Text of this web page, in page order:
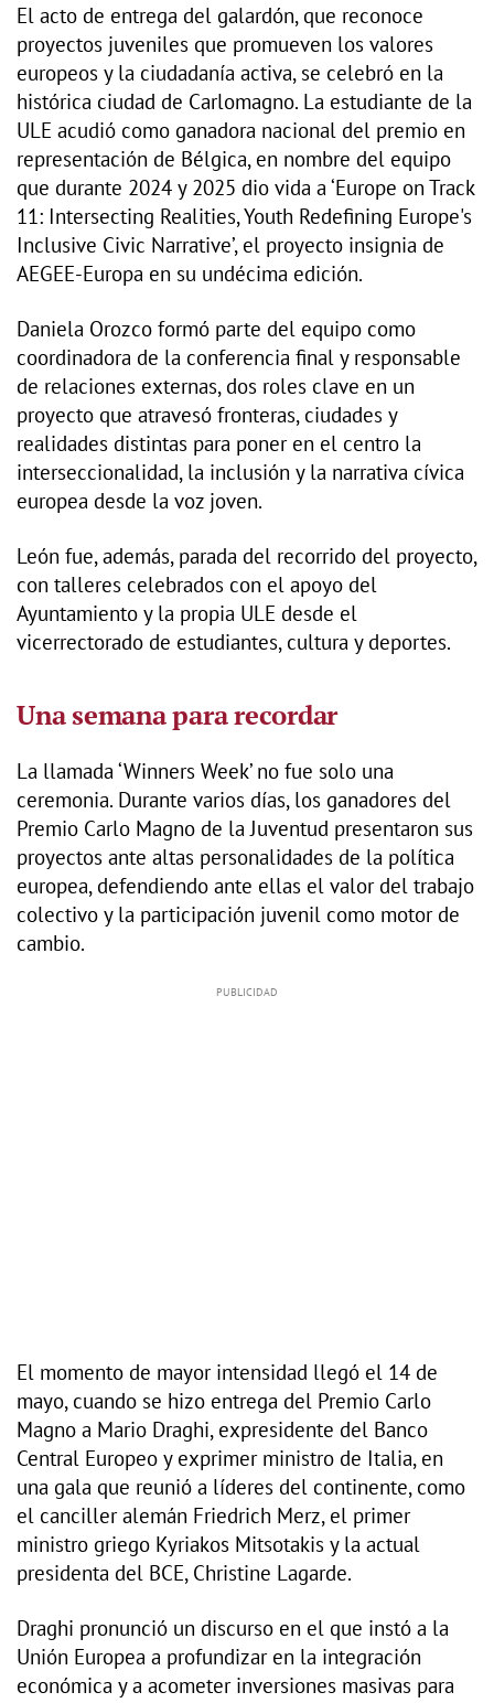
El acto de entrega del galardón, que reconoce
proyectos juveniles que promueven los valores
europeos y la ciudadanía activa, se celebró en la
histórica ciudad de Carlomagno. La estudiante de la
ULE acudió como ganadora nacional del premio en
representación de Bélgica, en nombre del equipo
que durante 2024 y 2025 dio vida a ‘Europe on Track
11: Intersecting Realities, Youth Redefining Europe's
Inclusive Civic Narrative’, el proyecto insignia de
AEGEE-Europa en su undécima edición.
Daniela Orozco formó parte del equipo como
coordinadora de la conferencia final y responsable
de relaciones externas, dos roles clave en un
proyecto que atravesó fronteras, ciudades y
realidades distintas para poner en el centro la
interseccionalidad, la inclusión y la narrativa cívica
europea desde la voz joven.
León fue, además, parada del recorrido del proyecto,
con talleres celebrados con el apoyo del
Ayuntamiento y la propia ULE desde el
vicerrectorado de estudiantes, cultura y deportes.
Una semana para recordar
La llamada ‘Winners Week’ no fue solo una
ceremonia. Durante varios días, los ganadores del
Premio Carlo Magno de la Juventud presentaron sus
proyectos ante altas personalidades de la política
europea, defendiendo ante ellas el valor del trabajo
colectivo y la participación juvenil como motor de
cambio.
El momento de mayor intensidad llegó el 14 de
mayo, cuando se hizo entrega del Premio Carlo
Magno a Mario Draghi, expresidente del Banco
Central Europeo y exprimer ministro de Italia, en
una gala que reunió a líderes del continente, como
el canciller alemán Friedrich Merz, el primer
ministro griego Kyriakos Mitsotakis y la actual
presidenta del BCE, Christine Lagarde.
Draghi pronunció un discurso en el que instó a la
Unión Europea a profundizar en la integración
económica y a acometer inversiones masivas para